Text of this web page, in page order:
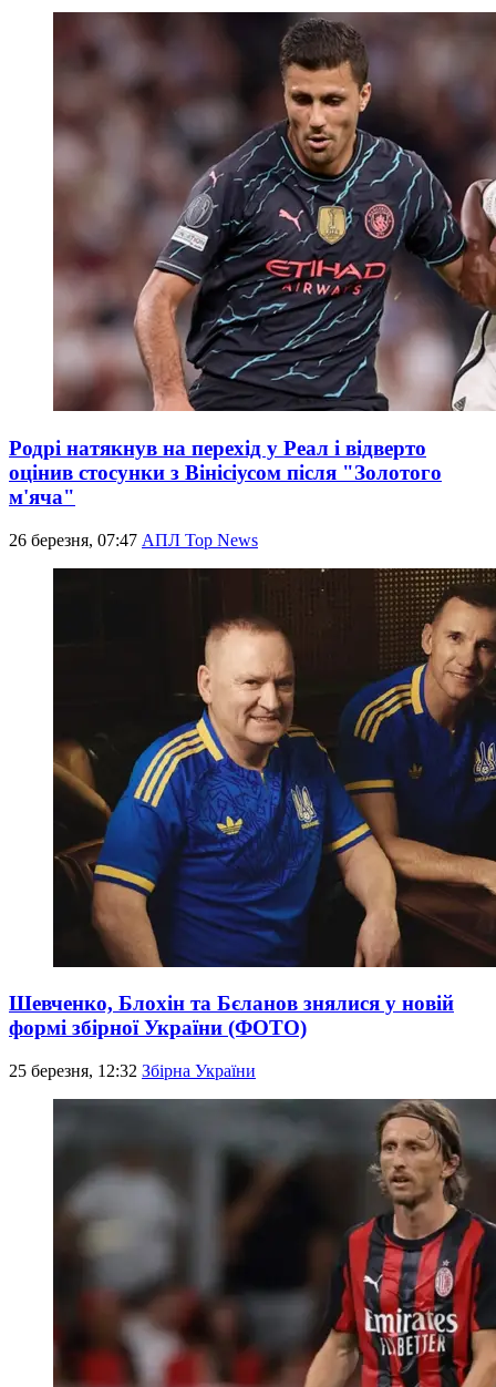
Родрі натякнув на перехід у Реал і відверто
оцінив стосунки з Вінісіусом після "Золотого
м'яча"
26 березня, 07:47 АПЛ Top News
Шевченко, Блохін та Бєланов знялися у новій
формі збірної України (ФОТО)
25 березня, 12:32 Збірна України